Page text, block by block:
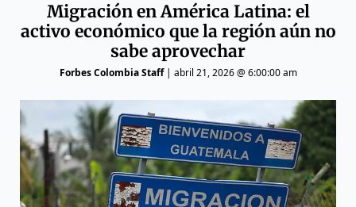
Migración en América Latina: el
activo económico que la región aún no
sabe aprovechar
Forbes Colombia Staff| abril 21, 2026 @ 6:00:00 am